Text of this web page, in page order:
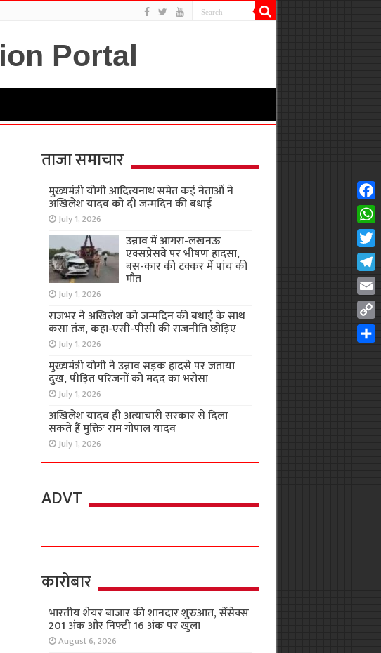
ताजा समाचार
मुख्यमंत्री योगी आदित्यनाथ समेत कई नेताओं ने
अखिलेश यादव को दी जन्मदिन की बधाई
July 1, 2026
उन्नाव में आगरा-लखनऊ
एक्सप्रेसवे पर भीषण हादसा,
बस-कार की टक्कर में पांच की
मौत
July 1, 2026
राजभर ने अखिलेश को जन्मदिन की बधाई के साथ
कसा तंज, कहा-एसी-पीसी की राजनीति छोड़िए
July 1, 2026
मुख्यमंत्री योगी ने उन्नाव सड़क हादसे पर जताया
दुख, पीड़ित परिजनों को मदद का भरोसा
July 1, 2026
अखिलेश यादव ही अत्याचारी सरकार से दिला
सकते हैं मुक्तिः राम गोपाल यादव
July 1, 2026
ADVT
कारोबार
भारतीय शेयर बाजार की शानदार शुरुआत, सेंसेक्स
201 अंक और निफ्टी 16 अंक पर खुला
August 6, 2026
Copy
Link